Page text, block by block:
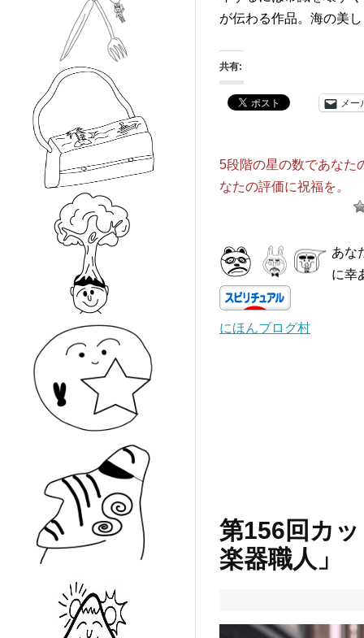
が伝わる作品。海の美
共有:
メー
5段階の星の数であなた
なたの評価に祝福を。
あな
に幸
にほんブログ村
第156回カ
楽器職人」